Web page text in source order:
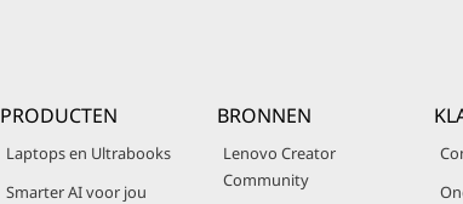
PRODUCTEN
Laptops en Ultrabooks
Smarter AI voor jou
BRONNEN
Lenovo Creator
Community